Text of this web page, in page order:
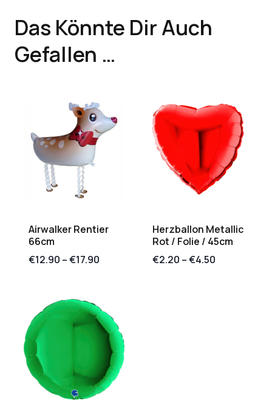
Das Könnte Dir Auch
Gefallen …
Airwalker Rentier
66cm
€12.90 –€17.90
Herzballon Metallic
Rot / Folie / 45cm
€2.20 –€4.50